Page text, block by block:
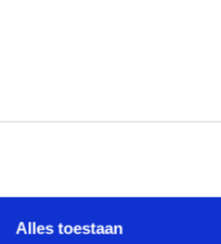
Alles toestaan